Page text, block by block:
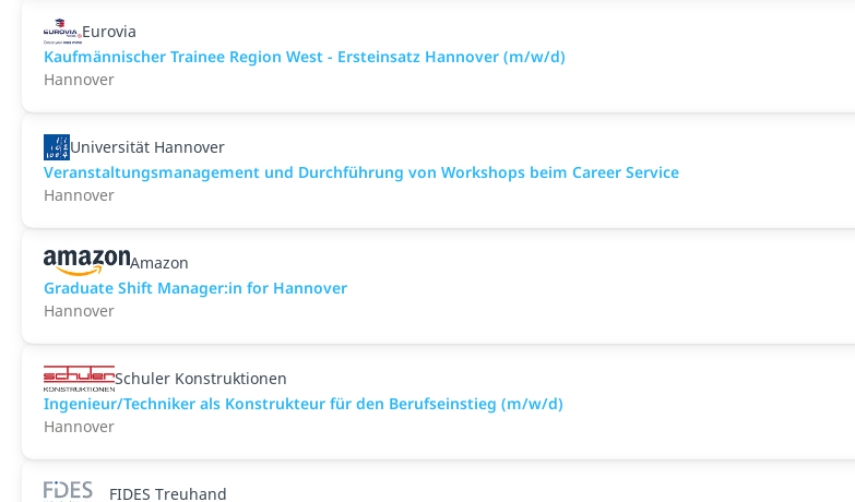
Eurovia
Kaufmännischer Trainee Region West - Ersteinsatz Hannover (m/w/d)
Hannover
Universität Hannover
Veranstaltungsmanagement und Durchführung von Workshops beim Career Service
Hannover
Amazon
Graduate Shift Manager:in for Hannover
Hannover
Schuler Konstruktionen
Ingenieur/Techniker als Konstrukteur für den Berufseinstieg (m/w/d)
Hannover
FIDES Treuhand